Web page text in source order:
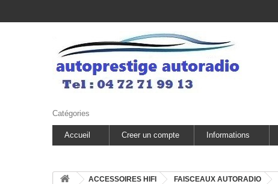
Catégories
Accueil Creer un compte Informations
ACCESSOIRES HIFI FAISCEAUX AUTORADIO